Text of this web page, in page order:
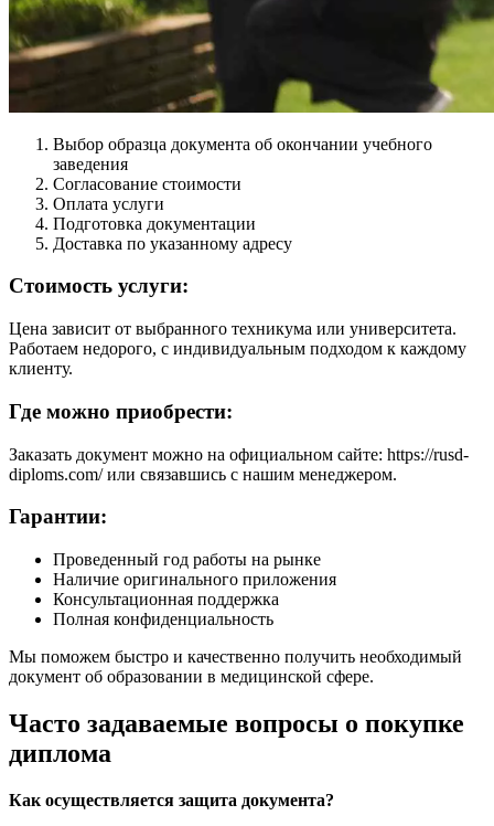
Выбор образца документа об окончании учебного
заведения
Согласование стоимости
Оплата услуги
Подготовка документации
Доставка по указанному адресу
Стоимость услуги:
Цена зависит от выбранного техникума или университета.
Работаем недорого, с индивидуальным подходом к каждому
клиенту.
Где можно приобрести:
Заказать документ можно на официальном сайте: https://rusd-
diploms.com/ или связавшись с нашим менеджером.
Гарантии:
Проведенный год работы на рынке
Наличие оригинального приложения
Консультационная поддержка
Полная конфиденциальность
Мы поможем быстро и качественно получить необходимый
документ об образовании в медицинской сфере.
Часто задаваемые вопросы о покупке
диплома
Как осуществляется защита документа?